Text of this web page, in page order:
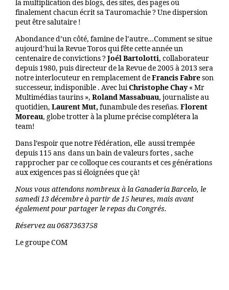
la multiplication des blogs, des sites, des pages où
finalement chacun écrit sa Tauromachie ? Une dispersion
peut être salutaire !
Abondance d’un côté, famine de l’autre…Comment se situe
aujourd’hui la Revue Toros qui fête cette année un
centenaire de convictions ? Joél Bartolotti, collaborateur
depuis 1980, puis directeur de la Revue de 2005 à 2013 sera
notre interlocuteur en remplacement deFrancisFabreson
successeur, indisponible . Avec luiChristophe Chay« Mr
Multimédias taurins », Roland Massabuau, journaliste au
quotidien, Laurent Mut,funambule des reseñas. Florent
Moreau, globe trotter à la plume précise complétera la
team!
Dans l’espoir que notre Fédération, elle aussi trempée
depuis 115 ans dans un bain de valeurs fortes , sache
rapprocher par ce colloque ces courants et ces générations
aux exigences pas si éloignées que çà!
Nous vous attendons nombreux à la Ganaderia Barcelo, le
samedi 13 décembre à partir de 15 heures, mais avant
également pour partager le repas du Congrés.
Réservez au 0687363758
Le groupe COM